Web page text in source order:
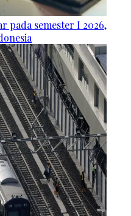
pada semester I 2026,